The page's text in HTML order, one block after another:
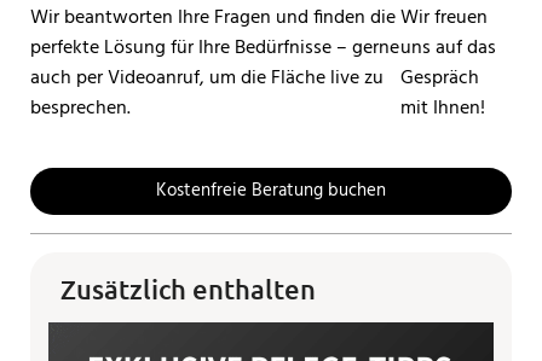
Wir beantworten Ihre Fragen und finden die
perfekte Lösung für Ihre Bedürfnisse – gerne
auch per Videoanruf, um die Fläche live zu
besprechen.
Wir freuen
uns auf das
Gespräch
mit Ihnen!
Kostenfreie Beratung buchen
Zusätzlich enthalten